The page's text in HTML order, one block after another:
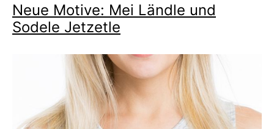
Neue Motive: Mei Ländle und
Sodele Jetzetle